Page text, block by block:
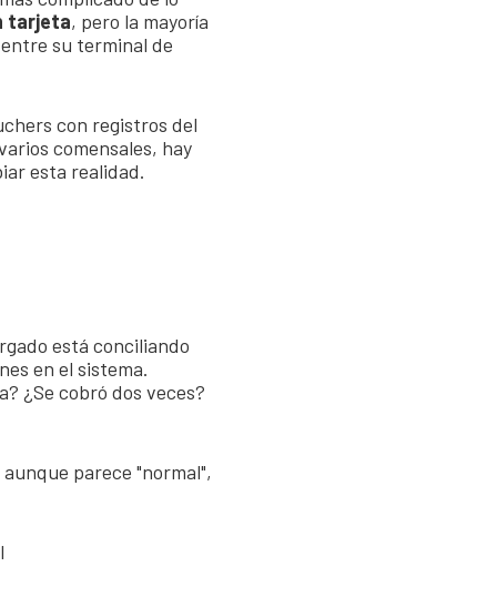
tarjeta, pero la mayoría
su terminal de
con registros del
comensales, hay
esta realidad.
está conciliando
en el sistema.
¿Se cobró dos veces?
parece "normal",